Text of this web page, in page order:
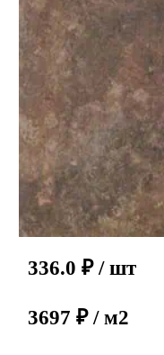
336.0 ₽ / шт
3697 ₽ / м2